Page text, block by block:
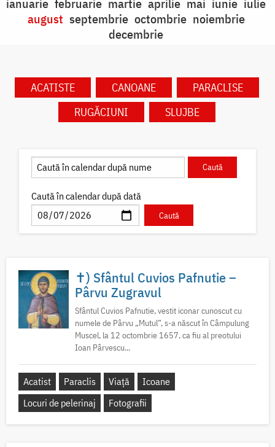
august septembrie octombrie noiembrie
decembrie
ACATISTE CANOANE
PARACLISE
RUGĂCIUNI
SLUJBE
Caută în calendar după dată
✝) Sfântul Cuvios Pafnutie –
Pârvu Zugravul
Sfântul Cuvios Pafnutie, vestit iconar cunoscut cu
numele de Pârvu „Mutul”, s-a născut în Câmpulung
Muscel, la 12 octombrie 1657, ca fiu al preotului
Ioan Pârvescu...
Acatist Paraclis Viață
Icoane
Locuri de pelerinaj
Fotografii